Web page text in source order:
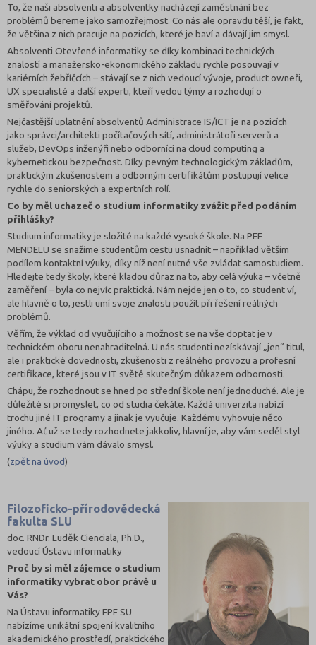
To, že naši absolventi a absolventky nacházejí zaměstnání bez
problémů bereme jako samozřejmost. Co nás ale opravdu těší, je fakt,
že většina z nich pracuje na pozicích, které je baví a dávají jim smysl.
Absolventi Otevřené informatiky se díky kombinaci technických
znalostí a manažersko-ekonomického základu rychle posouvají v
kariérních žebříčcích – stávají se z nich vedoucí vývoje, product owneři,
UX specialisté a další experti, kteří vedou týmy a rozhodují o
směřování projektů.
Nejčastější uplatnění absolventů Administrace IS/ICT je na pozicích
jako správci/architekti počítačových sítí, administrátoři serverů a
služeb, DevOps inženýři nebo odborníci na cloud computing a
kybernetickou bezpečnost. Díky pevným technologickým základům,
praktickým zkušenostem a odborným certifikátům postupují velice
rychle do seniorských a expertních rolí.
Co by měl uchazeč o studium informatiky zvážit před podáním
přihlášky?
Studium informatiky je složité na každé vysoké škole. Na PEF
MENDELU se snažíme studentům cestu usnadnit – například větším
podílem kontaktní výuky, díky níž není nutné vše zvládat samostudiem.
Hledejte tedy školy, které kladou důraz na to, aby celá výuka – včetně
zaměření – byla co nejvíc praktická. Nám nejde jen o to, co student ví,
ale hlavně o to, jestli umí svoje znalosti použít při řešení reálných
problémů.
Věřím, že výklad od vyučujícího a možnost se na vše doptat je v
technickém oboru nenahraditelná. U nás studenti nezískávají „jen“ titul,
ale i praktické dovednosti, zkušenosti z reálného provozu a profesní
certifikace, které jsou v IT světě skutečným důkazem odbornosti.
Chápu, že rozhodnout se hned po střední škole není jednoduché. Ale je
důležité si promyslet, co od studia čekáte. Každá univerzita nabízí
trochu jiné IT programy a jinak je vyučuje. Každému vyhovuje něco
jiného. Ať už se tedy rozhodnete jakkoliv, hlavní je, aby vám seděl styl
výuky a studium vám dávalo smysl.
(zpět na úvod)
Filozoficko-přírodovědecká
fakulta SLU
doc. RNDr. Luděk Cienciala, Ph.D.,
vedoucí Ústavu informatiky
Proč by si měl zájemce o studium
informatiky vybrat obor právě u
Vás?
Na Ústavu informatiky FPF SU
nabízíme unikátní spojení kvalitního
akademického prostředí, praktického